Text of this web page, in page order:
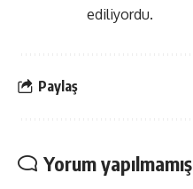
ediliyordu.
Paylaş
Yorum yapılmamış